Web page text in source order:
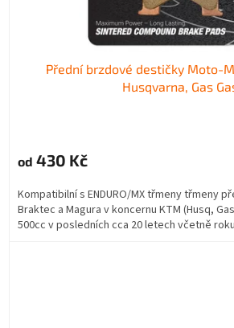
Přední brzdové destičky Moto-
Husqvarna, Gas
od 430 Kč
Kompatibilní s ENDURO/MX třmeny třmeny
Braktec a Magura v koncernu KTM (Husq,
500cc v posledních cca 20 letech včetně